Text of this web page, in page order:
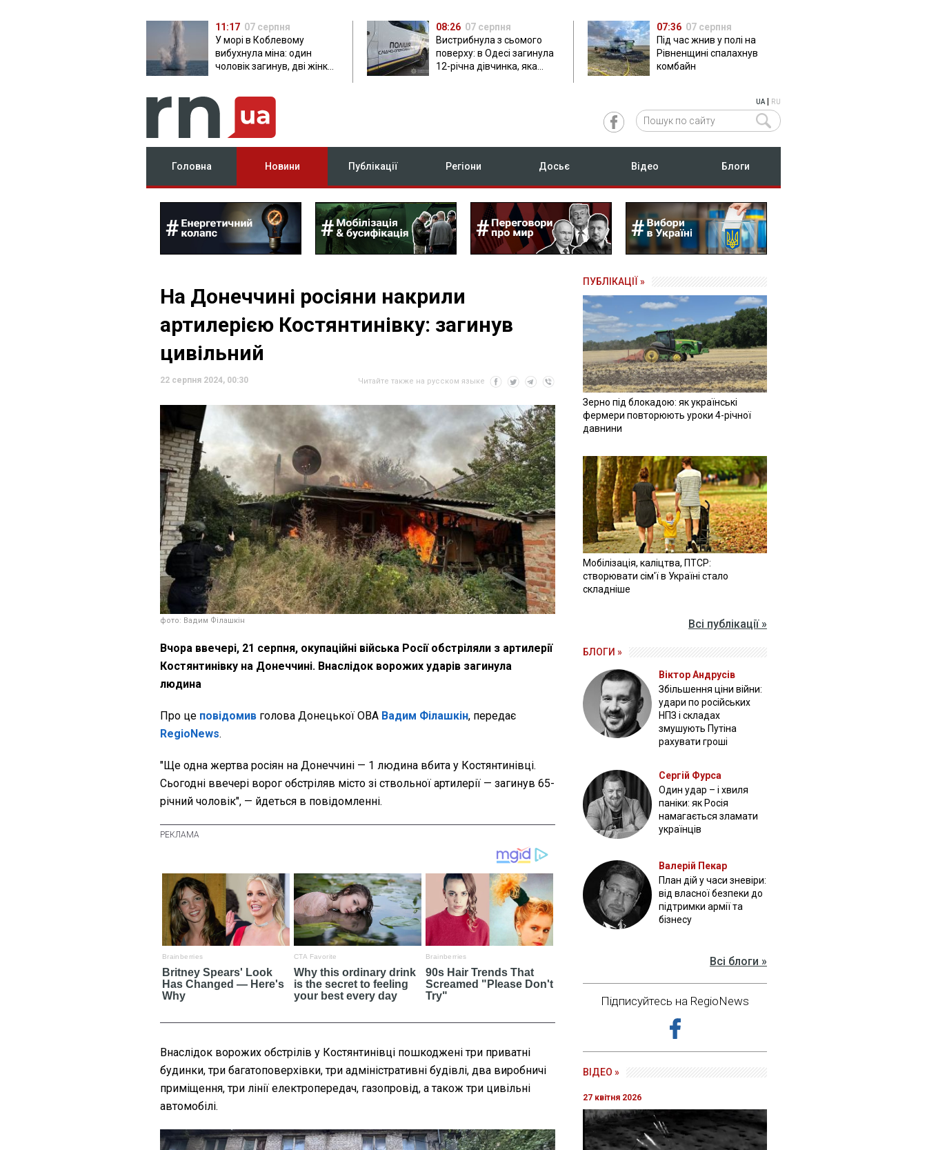
11:17 07 серпня
У морі в Коблевому
вибухнула міна: один
чоловік загинув, дві жінки
08:26 07 серпня
Вистрибнула з сьомого
поверху: в Одесі загинула
12-річна дівчинка, яка
07:36 07 серпня
Під час жнив у полі на
Рівненщині спалахнув
комбайн
UA| RU
Головна Новини Публікації Регіони Досьє Відео Блоги
На Донеччині росіяни накрили
артилерією Костянтинівку: загинув
цивільний
22 серпня 2024, 00:30 Читайте также на русском языке
фото: Вадим Філашкін
Вчора ввечері, 21 серпня, окупаційні війська Росії обстріляли з артилерії
Костянтинівку на Донеччині. Внаслідок ворожих ударів загинула
людина
Про це повідомив голова Донецької ОВА Вадим Філашкін, передає
RegioNews.
"Ще одна жертва росіян на Донеччині — 1 людина вбита у Костянтинівці.
Сьогодні ввечері ворог обстріляв місто зі ствольної артилерії — загинув 65-
річний чоловік", — йдеться в повідомленні.
Внаслідок ворожих обстрілів у Костянтинівці пошкоджені три приватні
будинки, три багатоповерхівки, три адміністративні будівлі, два виробничі
приміщення, три лінії електропередач, газопровід, а також три цивільні
автомобілі.
ПУБЛІКАЦІЇ »
Зерно під блокадою: як українські
фермери повторюють уроки 4-річної
давнини
Мобілізація, каліцтва, ПТСР:
створювати сім'ї в Україні стало
складніше
Всі публікації »
БЛОГИ »
Віктор Андрусів
Збільшення ціни війни:
удари по російських
НПЗ і складах
змушують Путіна
рахувати гроші
Сергій Фурса
Один удар – і хвиля
паніки: як Росія
намагається зламати
українців
Валерій Пекар
План дій у часи зневіри:
від власної безпеки до
підтримки армії та
бізнесу
Всі блоги »
Підписуйтесь на RegioNews
ВІДЕО »
27 квітня 2026